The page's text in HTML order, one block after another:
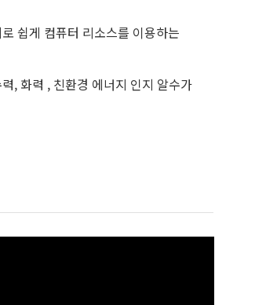
쉽게 컴퓨터 리소스를 이용하는
, 화력 , 친환경 에너지 인지 알수가